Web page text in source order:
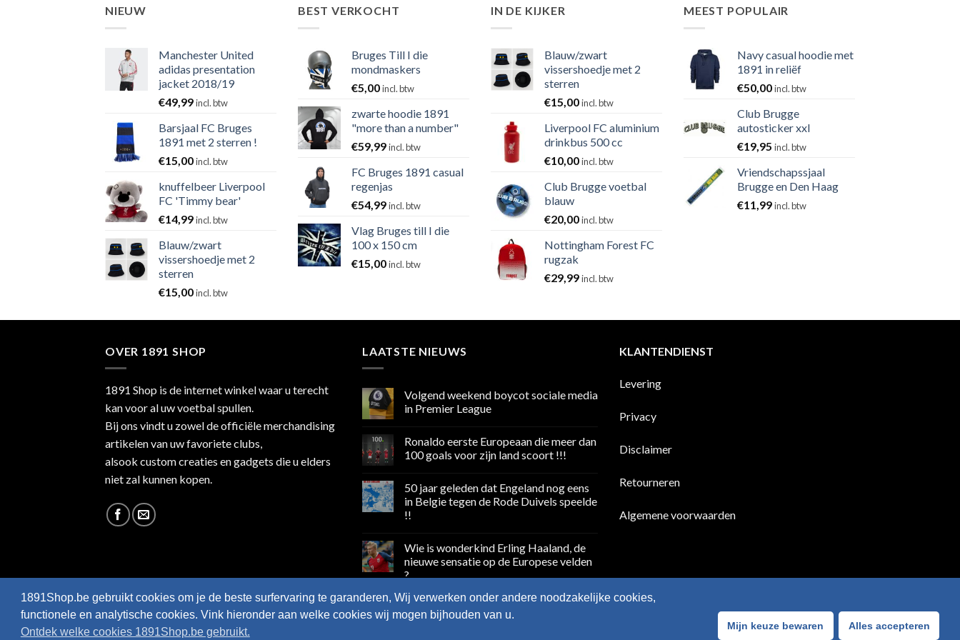
NIEUW
Manchester United
adidas presentation
jacket 2018/19
€49,99incl. btw
Barsjaal FC Bruges
1891 met 2 sterren !
€15,00incl. btw
knuffelbeer Liverpool
FC 'Timmy bear'
€14,99incl. btw
Blauw/zwart
vissershoedje met 2
sterren
€15,00incl. btw
BEST VERKOCHT
Bruges Till I die
mondmaskers
€5,00incl. btw
zwarte hoodie 1891
"more than a number"
€59,99incl. btw
FC Bruges 1891 casual
regenjas
€54,99incl. btw
Vlag Bruges till I die
100 x 150 cm
€15,00incl. btw
IN DE KIJKER
Blauw/zwart
vissershoedje met 2
sterren
€15,00incl. btw
Liverpool FC aluminium
drinkbus 500 cc
€10,00incl. btw
Club Brugge voetbal
blauw
€20,00incl. btw
Nottingham Forest FC
rugzak
€29,99incl. btw
MEEST POPULAIR
Navy casual hoodie met
1891 in reliëf
€50,00incl. btw
Club Brugge
autosticker xxl
€19,95 incl. btw
Vriendschapssjaal
Brugge en Den Haag
€11,99incl. btw
OVER 1891 SHOP
1891 Shop is de internet winkel waar u terecht
kan voor al uw voetbal spullen.
Bij ons vindt u zowel de officiële merchandising
artikelen van uw favoriete clubs,
alsook custom creaties en gadgets die u elders
niet zal kunnen kopen.
LAATSTE NIEUWS
Volgend weekend boycot sociale media
in Premier League
op
Volgend
weekend
media
in
Premier
League
Ronaldo eerste Europeaan die meer dan
100 goals voor zijn land scoort !!!
op
Ronaldo
eerste
Europeaan
dan
100
goals
voor
zijn
scoort
50 jaar geleden dat Engeland nog eens
in Belgie tegen de Rode Duivels speelde
!!
op
50
jaar
geleden
Engeland
nog
eens
in
Wie is wonderkind Erling Haaland, de
nieuwe sensatie op de Europese velden
?
reacties
Wie
KLANTENDIENST
Levering
Privacy
Disclaimer
Retourneren
Algemene voorwaarden
Webshop created byHappyWebsites
1891Shop.be gebruikt cookies om je de beste surfervaring te garanderen, Wij verwerken onder andere noodzakelijke cookies,
functionele en analytische cookies. Vink hieronder aan welke cookies wij mogen bijhouden van u.
Ontdek welke cookies 1891Shop.be gebruikt.
Mijn keuze bewaren Alles accepteren